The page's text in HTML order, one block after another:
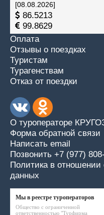
[08.08.2026]
86.5213
99.8629
Оплата
Отзывы о поездках
Туристам
Турагенствам
Отказ от поездки
О туроператоре
Форма обратной связи
Написать email
Позвонить +7 (977)
Политика в отношении
данных
Мы в реестре туроператоров
Общество с ограниченной
ответственностью "Турфирма